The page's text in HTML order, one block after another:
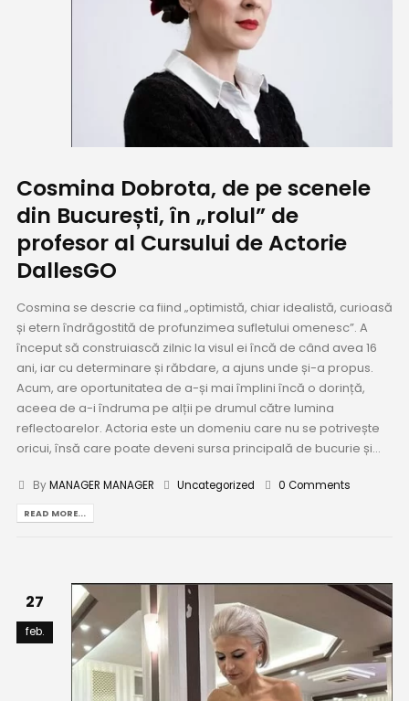
Cosmina Dobrota, de pe scenele
din București, în „rolul” de
profesor al Cursului de Actorie
DallesGO
Cosmina se descrie ca fiind „optimistă, chiar idealistă, curioasă
și etern îndrăgostită de profunzimea sufletului omenesc”. A
început să construiască zilnic la visul ei încă de când avea 16
ani, iar cu determinare și răbdare, a ajuns unde și-a propus.
Acum, are oportunitatea de a-și mai împlini încă o dorință,
aceea de a-i îndruma pe alții pe drumul către lumina
reflectoarelor. Actoria este un domeniu care nu se potrivește
oricui, însă care poate deveni sursa principală de bucurie și...
ByMANAGER MANAGER Uncategorized 0 Comments
READ MORE...
27
feb.